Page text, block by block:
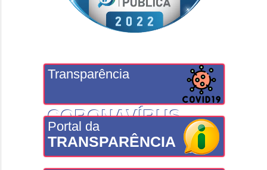
Transparência
CORONAVÍRUS
Portal da
TRANSPARÊNCIA